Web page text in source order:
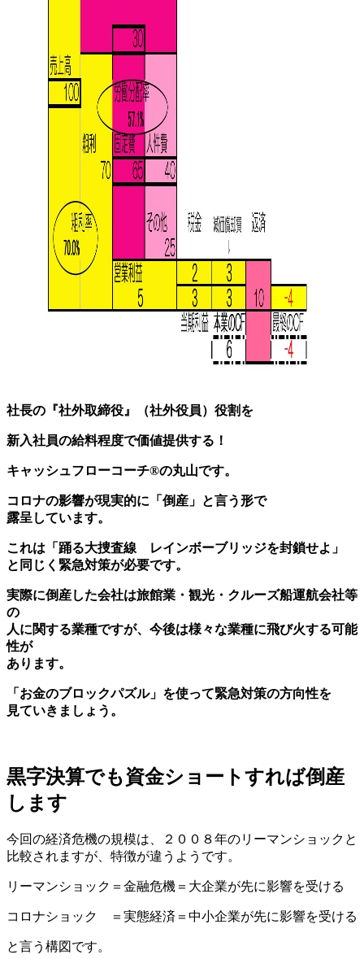
社長の『社外取締役』（社外役員）役割を
新入社員の給料程度で価値提供する！
キャッシュフローコーチ®の丸山です。
コロナの影響が現実的に「倒産」と言う形で
露呈しています。
これは「踊る大捜査線 レインボーブリッジを封鎖せよ」
と同じく緊急対策が必要です。
実際に倒産した会社は旅館業・観光・クルーズ船運航会社等
の
人に関する業種ですが、今後は様々な業種に飛び火する可能
性が
あります。
「お金のブロックパズル」を使って緊急対策の方向性を
見ていきましょう。
黒字決算でも資金ショートすれば倒産
します
今回の経済危機の規模は、２００８年のリーマンショックと
比較されますが、特徴が違うようです。
リーマンショック＝金融危機＝大企業が先に影響を受ける
コロナショック ＝実態経済＝中小企業が先に影響を受ける
と言う構図です。